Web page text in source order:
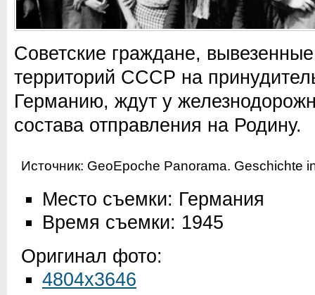
Советские граждане,
территорий СССР на
Германию, ждут у
состава отправления на Родину.
Источник: GeoEpoche Panorama. Geschichte
Место съемки: Германия
Время съемки: 1945
Оригинал фото:
4804x3646